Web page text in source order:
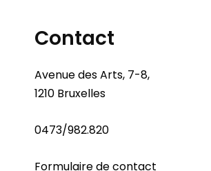
Contact
Avenue des Arts, 7-8,
1210 Bruxelles
0473/982.820
Formulaire de contact